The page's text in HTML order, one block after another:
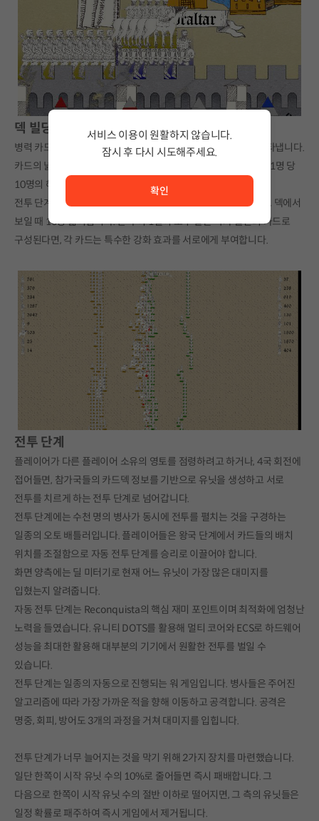
덱 빌딩
병력 카드는 왼쪽부터 오른쪽이 전투 단계의 후방에서 전방을 나타냅니다.
카드의 넓이는 전투 단계 배치 인력에 비례합니다. 카드 이미지의 1명 당
10명의 해당 유닛이 전투 단계에 생성됩니다.
전투 단계의 유닛들은 100명 1열의 진형으로 생성됩니다. 즉 카드 덱에서
보일 때 10명 넓이입니다. 만약 이 1열이 모두 같은 국가 출신의 카드로
구성된다면, 각 카드는 특수한 강화 효과를 서로에게 부여합니다.
전투 단계
플레이어가 다른 플레이어 소유의 영토를 점령하려고 하거나, 4국 회전에
접어들면, 참가국들의 카드덱 정보를 기반으로 유닛을 생성하고 서로
전투를 치르게 하는 전투 단계로 넘어갑니다.
전투 단계에는 수천 명의 병사가 동시에 전투를 펼치는 것을 구경하는
일종의 오토 배틀러입니다. 플레이어들은 왕국 단계에서 카드들의 배치
위치를 조절함으로 자동 전투 단계를 승리로 이끌어야 합니다.
화면 양측에는 딜 미터기로 현재 어느 유닛이 가장 많은 대미지를
입혔는지 알려줍니다.
자동 전투 단계는 Reconquista의 핵심 재미 포인트이며 최적화에 엄청난
노력을 들였습니다. 유니티 DOTS를 활용해 멀티 코어와 ECS로 하드웨어
성능을 최대한 활용해 대부분의 기기에서 원활한 전투를 벌일 수
있습니다.
전투 단계는 일종의 자동으로 진행되는 워 게임입니다. 병사들은 주어진
알고리즘에 따라 가장 가까운 적을 향해 이동하고 공격합니다. 공격은
명중, 회피, 방어도 3개의 과정을 거쳐 대미지를 입힙니다.
전투 단계가 너무 늘어지는 것을 막기 위해 2가지 장치를 마련했습니다.
일단 한쪽이 시작 유닛 수의 10%로 줄어들면 즉시 패배합니다. 그
다음으로 한쪽이 시작 유닛 수의 절반 이하로 떨어지면, 그 측의 유닛들은
일정 확률로 패주하여 즉시 게임에서 제거됩니다.
서비스 이용이 원활하지 않습니다.
잠시 후 다시 시도해주세요.
서비스 이용이 원활하지 않습니다. <br/> 잠시 후 다시 시도
확인